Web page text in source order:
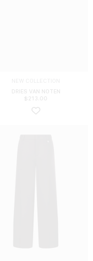
DRIES VAN NOTEN
$ 213.00